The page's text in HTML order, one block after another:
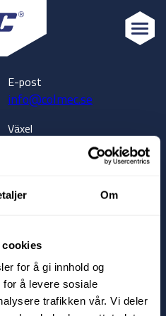
Om
cookies
for å gi innhold og
for å levere sosiale
trafikken vår. Vi deler
E-post
info@colmec.se
Växel
+46 11 13 40 37
Colmec Finland